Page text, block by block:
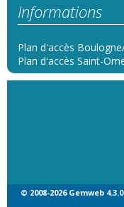
Informations
Plan d'accès
Plan d'accès Saint-
© 2008-2026 Gemweb 4.3.0